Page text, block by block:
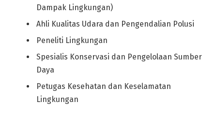
Dampak Lingkungan)
Ahli Kualitas Udara dan Pengendalian Polusi
Peneliti Lingkungan
Spesialis Konservasi dan Pengelolaan Sumber
Daya
Petugas Kesehatan dan Keselamatan
Lingkungan